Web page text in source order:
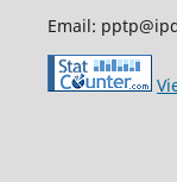
Email: